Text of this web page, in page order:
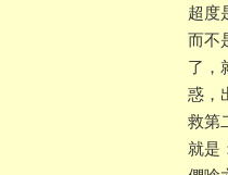
超度
而不
了，
惑，
救第
就是